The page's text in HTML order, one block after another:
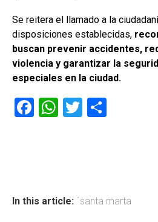
Se reitera el llamado a la
disposiciones establecidas,
buscan prevenir accidentes,
violencia y garantizar la
especiales en la ciudad.
F
ok
W
p
T
tir
In this article: ´santa marta